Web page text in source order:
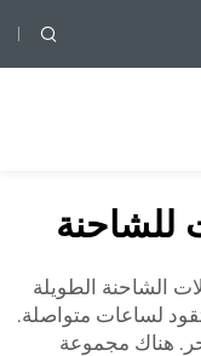
الشاحنة الطويلة
لساعات متواصلة.
هناك مجموعة